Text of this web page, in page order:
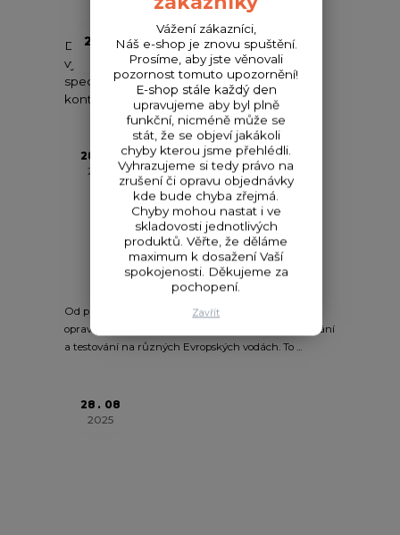
28
08
Díky našemu důslednému řízení kvality, od
výběru materiálů a komponentů
specifických pro daný prut, až po pečlivé
kontroly během výrobního procesu bla...
28
2025
Od prvotního konceptu až po finální produkt prošla
opravdu dlouhá doba. Vývoj, konzultování, designování
a testování na různých Evropských vodách. To ...
28
08
2025
Vážení zákazníci,
Náš e-shop je znovu spuštění.
Prosíme, aby jste věnovali
pozornost tomuto upozornění!
E-shop stále každý den
upravujeme aby byl plně
funkční, nicméně může se
stát, že se objeví jakákoli
chyby kterou jsme přehlédli.
Vyhrazujeme si tedy právo na
zrušení či opravu objednávky
kde bude chyba zřejmá.
Chyby mohou nastat i ve
skladovosti jednotlivých
produktů. Věřte, že děláme
maximum k dosažení Vaší
spokojenosti. Děkujeme za
pochopení.
Zavřít